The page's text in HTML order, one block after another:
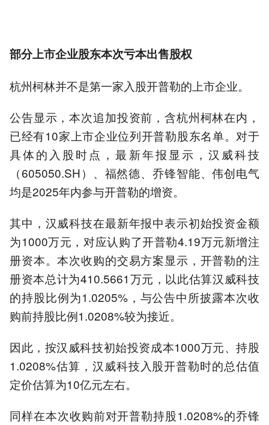
部分上市企业股东本次亏本出售股权
杭州柯林并不是第一家入股开普勒的上市企业。
公告显示，本次追加投资前，含杭州柯林在内，
已经有10家上市企业位列开普勒股东名单。对于
具体的入股时点，最新年报显示，汉威科技
（605050.SH）、福然德、乔锋智能、伟创电气
均是2025年内参与开普勒的增资。
其中，汉威科技在最新年报中表示初始投资金额
为1000万元，对应认购了开普勒4.19万元新增注
册资本。本次收购的交易方案显示，开普勒的注
册资本总计为410.5661万元，以此估算汉威科技
的持股比例为1.0205%，与公告中所披露本次收
购前持股比例1.0208%较为接近。
因此，按汉威科技初始投资成本1000万元、持股
1.0208%估算，汉威科技入股开普勒时的总估值
定价估算为10亿元左右。
同样在本次收购前对开普勒持股1.0208%的乔锋